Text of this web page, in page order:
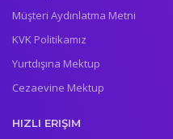
Müşteri Aydınlatma Metni
KVK Politikamız
Yurtdışına Mektup
Cezaevine Mektup
HIZLI ERIŞIM